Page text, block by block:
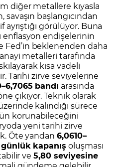
diğer metallere kıyasla
başlangıcından
görülüyor. Buna
enflasyon endişelerinin
beklenenden daha
metalleri tarafında
kısa vadeli
Tarihi zirve seviyelerine
bandı arasında
çıkıyor. Teknik olarak
kalındığı sürece
korunabileceğini
yeni tarihi zirve
Öte yandan6,0610–
kapanış oluşması
ve5,80 seviyesine